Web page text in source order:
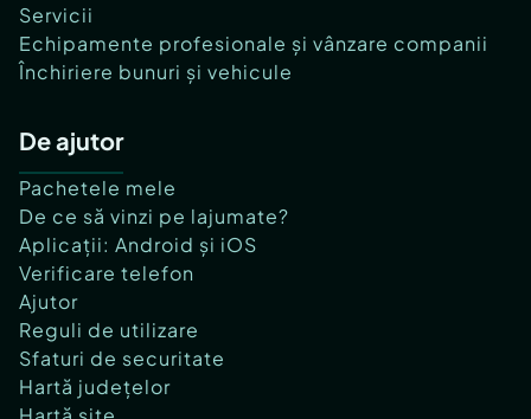
Servicii
Echipamente profesionale și vânzare companii
Închiriere bunuri și vehicule
De ajutor
Pachetele mele
De ce să vinzi pe lajumate?
Aplicații: Android și iOS
Verificare telefon
Ajutor
Reguli de utilizare
Sfaturi de securitate
Hartă județelor